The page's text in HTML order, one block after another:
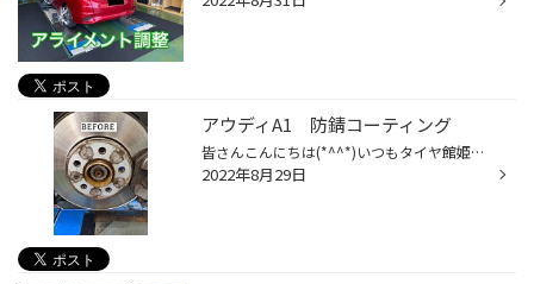
アウディA1 防錆コーティング
皆さんこんにちは(*^^*)いつもタイヤ館姫路中央店WEBをご覧いただき誠にありがとうございます(≧∇≦)b 本日はアウディA1の防錆コーティングをご紹介します。 タイヤ交換の際にハブ部、ホイールともにサビが多かったので防錆コーティングをご提案させていただきました！ 現在ついているサビを先に落と...
2022年8月29日